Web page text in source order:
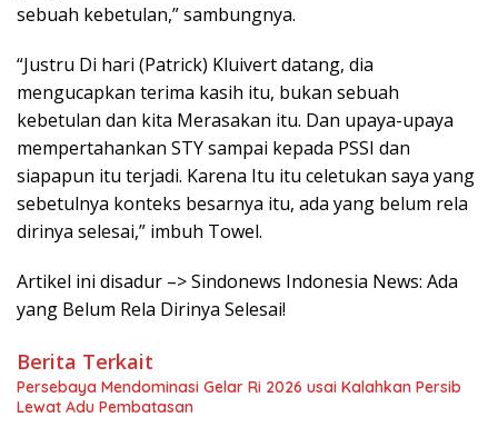
sebuah kebetulan,” sambungnya.
“Justru Di hari (Patrick) Kluivert datang, dia
mengucapkan terima kasih itu, bukan sebuah
kebetulan dan kita Merasakan itu. Dan upaya-upaya
mempertahankan STY sampai kepada PSSI dan
siapapun itu terjadi. Karena Itu itu celetukan saya yang
sebetulnya konteks besarnya itu, ada yang belum rela
dirinya selesai,” imbuh Towel.
Artikel ini disadur –> Sindonews Indonesia News: Ada
yang Belum Rela Dirinya Selesai!
Berita Terkait
Persebaya Mendominasi Gelar Ri 2026 usai Kalahkan Persib
Lewat Adu Pembatasan